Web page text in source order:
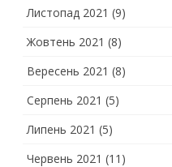
Листопад 2021 (9)
Жовтень 2021 (8)
Вересень 2021 (8)
Серпень 2021 (5)
Липень 2021 (5)
Червень 2021 (11)